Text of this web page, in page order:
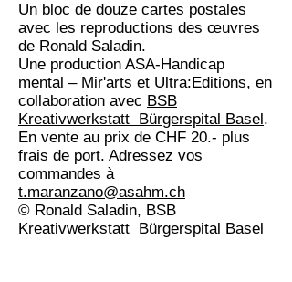
Un bloc de douze cartes postales
avec les reproductions des œuvres
de Ronald Saladin.
Une production ASA-Handicap
mental – Mir'arts et Ultra:Editions, en
collaboration avec BSB
Kreativwerkstatt Bürgerspital Basel.
En vente au prix de CHF 20.- plus
frais de port. Adressez vos
commandes à
t.maranzano@asahm.ch
© Ronald Saladin, BSB
Kreativwerkstatt Bürgerspital Basel